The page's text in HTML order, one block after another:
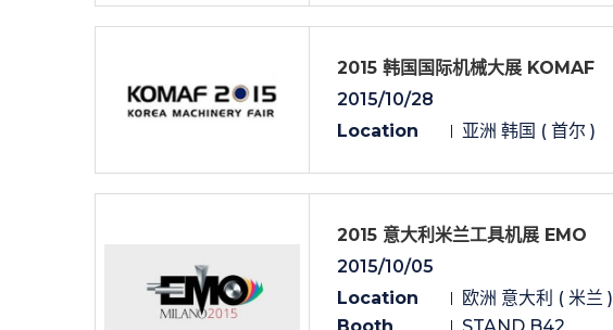
2015 韩国国际机械大展 KOMAF
2015/10/28
Location
亚洲 韩国 ( 首尔 )
2015 意大利米兰工具机展 EMO
2015/10/05
Location
欧洲 意大利 ( 米兰 )